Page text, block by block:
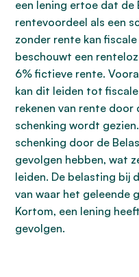
een lening ertoe dat
rentevoordeel als een
zonder rente kan
beschouwt een
6% fictieve rente.
kan dit leiden tot
rekenen van rente door
schenking wordt
schenking door de
gevolgen hebben, wat
leiden. De belasting bij
van waar het geleende
Kortom, een lening
gevolgen.